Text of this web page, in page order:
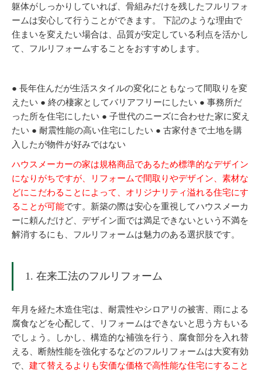
躯体がしっかりしていれば、骨組みだけを残したフルリフォ
ームは安心して行うことができます。 下記のような理由で
住まいを変えたい場合は、品質が安定している利点を活かし
て、フルリフォームすることをおすすめします。
● 長年住んだが生活スタイルの変化にともなって間取りを変
えたい ● 終の棲家としてバリアフリーにしたい ● 事務所だ
った所を住宅にしたい ● 子世代のニーズに合わせた家に変え
たい ● 耐震性能の高い住宅にしたい ● 古家付きで土地を購
入したが物件が好みではない
ハウスメーカーの家は規格商品であるため標準的なデザイン
になりがちですが、リフォームで間取りやデザイン、素材な
どにこだわることによって、オリジナリティ溢れる住宅にす
ることが可能です。新築の際は安心を重視してハウスメーカ
ーに頼んだけど、デザイン面では満足できないという不満を
解消するにも、フルリフォームは魅力のある選択肢です。
1. 在来工法のフルリフォーム
年月を経た木造住宅は、耐震性やシロアリの被害、雨による
腐食などを心配して、リフォームはできないと思う方もいる
でしょう。しかし、構造的な補強を行う、腐食部分を入れ替
える、断熱性能を強化するなどのフルリフォームは大変有効
で、 建て替えるよりも安価な価格で高性能な住宅にすること